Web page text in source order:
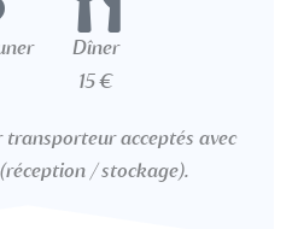
Dîner
15 €
transporteur acceptés avec
/ stockage).